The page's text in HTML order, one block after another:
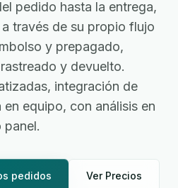
pedido hasta la entrega,
través de su propio flujo
y prepagado,
y devuelto.
integración de
equipo, con análisis en
panel.
pedidos Ver Precios